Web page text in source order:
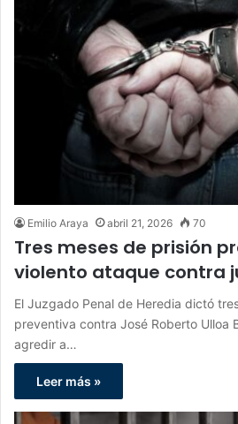
Emilio Araya abril 21, 2026 70
Tres meses de prisión
violento ataque contra
El Juzgado Penal de Heredia dictó
preventiva contra José Roberto Ulloa
agredir a…
Leer más »